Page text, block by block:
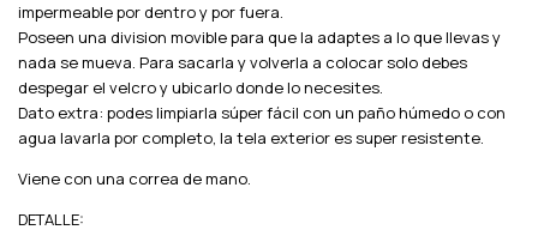
impermeable por dentro y por fuera.
Poseen una division movible para que la adaptes a lo que llevas y
nada se mueva. Para sacarla y volverla a colocar solo debes
despegar el velcro y ubicarlo donde lo necesites.
Dato extra: podes limpiarla súper fácil con un paño húmedo o con
agua lavarla por completo, la tela exterior es super resistente.
Viene con una correa de mano.
DETALLE: